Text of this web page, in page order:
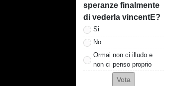
speranze finalmente
di vederla vincentE?
Si
No
Ormai non ci illudo e
non ci penso proprio